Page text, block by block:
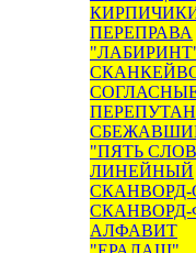
ПЕРЕПРАВА
"ПЯТЬ
ЛИНЕЙНЫЙ
СКАНВОРД-
АЛФАВИТ